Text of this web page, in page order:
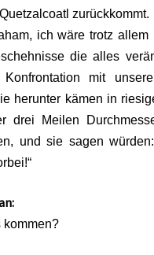
zurückkommt.
ich wäre trotz allem
die alles
Konfrontation mit
herunter kämen in
drei Meilen
und sie sagen
kommen?